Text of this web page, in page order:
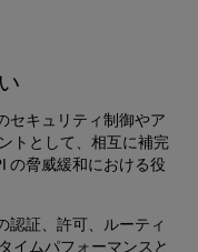
セキュリティ制御やア
トとして、相互に補完
の脅威緩和における役
認証、許可、ルーティ
イムパフォーマンスと